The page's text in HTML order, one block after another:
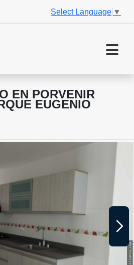
Select Language ▼
EN PORVENIR
EUGENIO